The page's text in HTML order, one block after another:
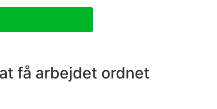
få arbejdet ordnet